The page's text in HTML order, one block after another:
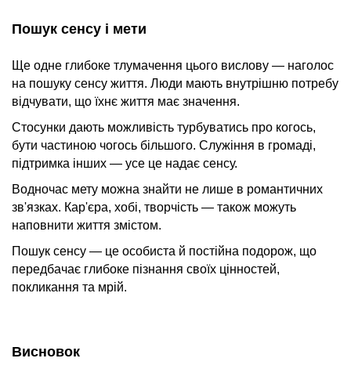
Пошук сенсу і мети
Ще одне глибоке тлумачення цього вислову — наголос
на пошуку сенсу життя. Люди мають внутрішню потребу
відчувати, що їхнє життя має значення.
Стосунки дають можливість турбуватись про когось,
бути частиною чогось більшого. Служіння в громаді,
підтримка інших — усе це надає сенсу.
Водночас мету можна знайти не лише в романтичних
зв'язках. Кар'єра, хобі, творчість — також можуть
наповнити життя змістом.
Пошук сенсу — це особиста й постійна подорож, що
передбачає глибоке пізнання своїх цінностей,
покликання та мрій.
Висновок